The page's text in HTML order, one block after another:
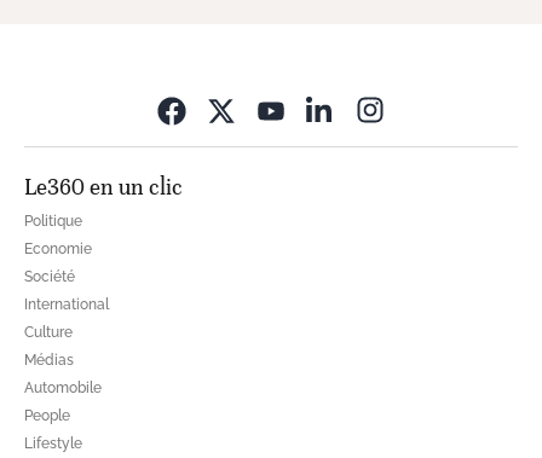
Le360 en un clic
Politique
Economie
Société
International
Culture
Médias
Automobile
People
Lifestyle